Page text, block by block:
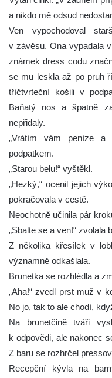
a nikdo mě odsud
Ven vypochodoval
v závěsu. Ona vypadala
známek dress codu
se mu leskla až po pruh
tříčtvrteční košili v
Baňatý nos a špatně
nepřidaly.
„Vrátím vám peníze a
podpatkem.
„Starou belu!“ vyštěkl.
„Hezký,“ ocenil jejich
pokračovala v cestě.
Neochotně učinila pár
„Sbalte se a ven!“ zvolala
Z několika křesílek v
významně odkašlala.
Brunetka se rozhlédla a
„Aha!“ zvedl prst muž v
No jo, tak to ale chodí,
Na brunetčině tváři
k odpovědi, ale nakonec
Z baru se rozhrčel
Recepční kývla na